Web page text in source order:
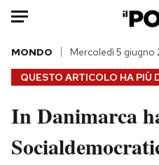
HOME
Italia
Politica
QUESTO ARTICOLO HA PIÙ
MONDO Mercoledì 5 giugno
In Danimarca